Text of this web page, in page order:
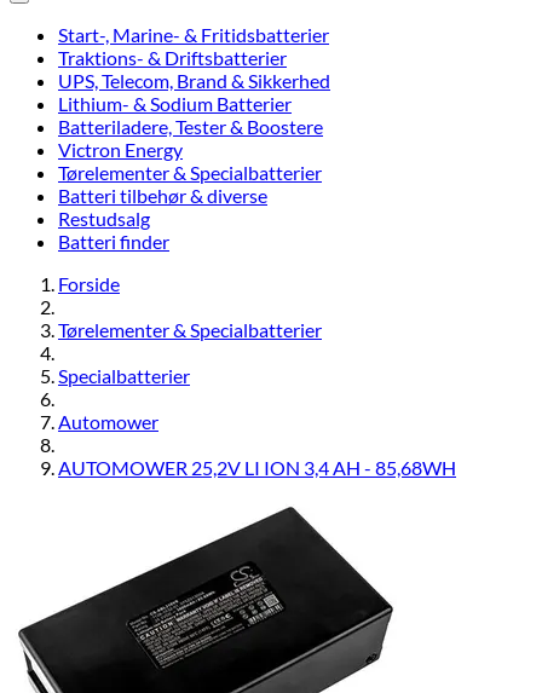
Start-, Marine- & Fritidsbatterier
Traktions- & Driftsbatterier
UPS, Telecom, Brand & Sikkerhed
Lithium- & Sodium Batterier
Batteriladere, Tester & Boostere
Victron Energy
Tørelementer & Specialbatterier
Batteri tilbehør & diverse
Restudsalg
Batteri finder
Forside
Tørelementer & Specialbatterier
Specialbatterier
Automower
AUTOMOWER 25,2V LI ION 3,4 AH - 85,68WH